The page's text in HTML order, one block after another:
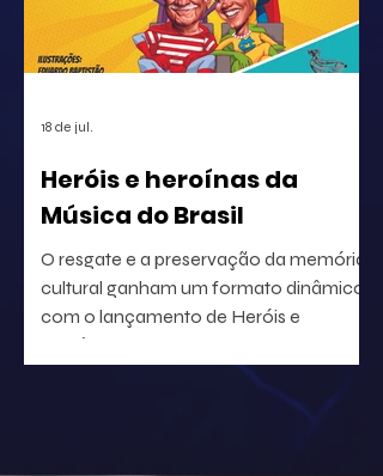
correta circulação de rendimentos e
para a segurança jurídica de quem
utiliza o repertório.
Heróis e heroínas da
Música do Brasil
O resgate e a preservação da memória
cultural ganham um formato dinâmico
com o lançamento de Heróis e
heroínas da MPB. O projeto, idealizado
pelo radialista e produtor Geraldo Leite
— integrante do grupo Rumo, nome
18 de jul.